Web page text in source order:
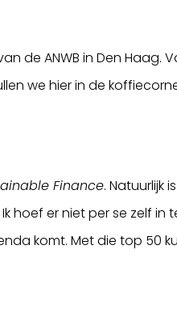
de ANWB in Den Haag.
we hier in de
Finance. Natuurlijk
hoef er niet per se zelf in
komt. Met die top 50